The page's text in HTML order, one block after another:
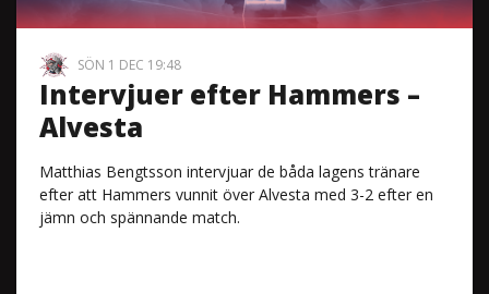
SÖN 1 DEC 19:48
Intervjuer efter Hammers –
Alvesta
Matthias Bengtsson intervjuar de båda lagens tränare
efter att Hammers vunnit över Alvesta med 3-2 efter en
jämn och spännande match.